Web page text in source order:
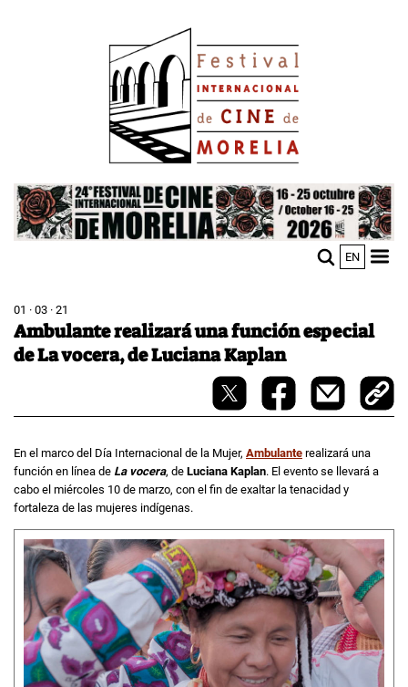
Image
EN
01 · 03 · 21
Ambulante realizará una función especial
de La vocera, de Luciana Kaplan
En el marco del Día Internacional de la Mujer, Ambulante realizará una
función en línea de La vocera, de Luciana Kaplan. El evento se llevará a
cabo el miércoles 10 de marzo, con el fin de exaltar la tenacidad y
fortaleza de las mujeres indígenas.